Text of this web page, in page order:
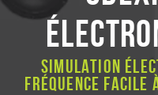
Simulation
fréquence facile